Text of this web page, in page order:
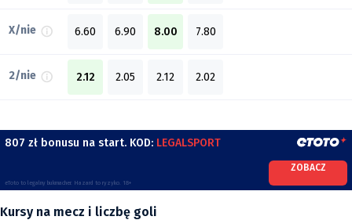
X/nie 6.60 6.90 8.00 7.80
2/nie 2.12 2.05 2.12 2.02
807 zł bonusu na start. KOD: LEGALSPORT
eToto to legalny bukmacher. Hazard to ryzyko. 18+
ZOBACZ
Kursy na mecz i liczbę goli